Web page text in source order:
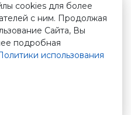
cookies для более
с ним. Продолжая
Сайта, Вы
подробная
использования